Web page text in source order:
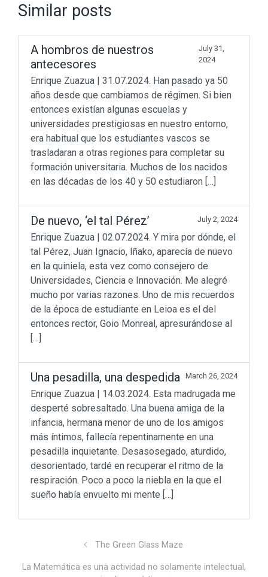
Similar posts
A hombros de nuestros
antecesores
July 31,
2024
Enrique Zuazua | 31.07.2024. Han pasado ya 50
años desde que cambiamos de régimen. Si bien
entonces existían algunas escuelas y
universidades prestigiosas en nuestro entorno,
era habitual que los estudiantes vascos se
trasladaran a otras regiones para completar su
formación universitaria. Muchos de los nacidos
en las décadas de los 40 y 50 estudiaron […]
De nuevo, ‘el tal Pérez’ July 2, 2024
Enrique Zuazua | 02.07.2024. Y mira por dónde, el
tal Pérez, Juan Ignacio, Iñako, aparecía de nuevo
en la quiniela, esta vez como consejero de
Universidades, Ciencia e Innovación. Me alegré
mucho por varias razones. Uno de mis recuerdos
de la época de estudiante en Leioa es el del
entonces rector, Goio Monreal, apresurándose al
[…]
Una pesadilla, una despedida March 26, 2024
Enrique Zuazua | 14.03.2024. Esta madrugada me
desperté sobresaltado. Una buena amiga de la
infancia, hermana menor de uno de los amigos
más íntimos, fallecía repentinamente en una
pesadilla inquietante. Desasosegado, aturdido,
desorientado, tardé en recuperar el ritmo de la
respiración. Poco a poco la niebla en la que el
sueño había envuelto mi mente […]
The Green Glass Maze
La Matemática es una actividad no solamente intelectual,
Don’t miss out
Beyond Math(198)
lang-euskera(129)
Math in motion!
© 2011 - 2023Enrique Zuazua Iriondo